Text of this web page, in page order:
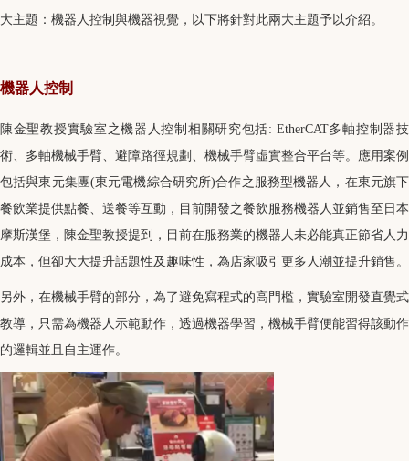
大主題：機器人控制與機器視覺，以下將針對此兩大主題予以介紹。
機器人控制
陳金聖教授實驗室之機器人控制相關研究包括: EtherCAT多軸控制器技
術、多軸機械手臂、避障路徑規劃、機械手臂虛實整合平台等。應用案例
包括與東元集團(東元電機綜合研究所)合作之服務型機器人，在東元旗下
餐飲業提供點餐、送餐等互動，目前開發之餐飲服務機器人並銷售至日本
摩斯漢堡，陳金聖教授提到，目前在服務業的機器人未必能真正節省人力
成本，但卻大大提升話題性及趣味性，為店家吸引更多人潮並提升銷售。
另外，在機械手臂的部分，為了避免寫程式的高門檻，實驗室開發直覺式
教導，只需為機器人示範動作，透過機器學習，機械手臂便能習得該動作
的邏輯並且自主運作。